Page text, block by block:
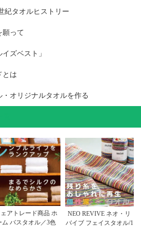
紀タオルヒストリー
願って
ズベスト」
とは
オリジナルタオルを作る
アトレード商品 ホ
ム バスタオル／3色
NEO REVIVE ネオ・リ
バイブ フェイスタオル/1